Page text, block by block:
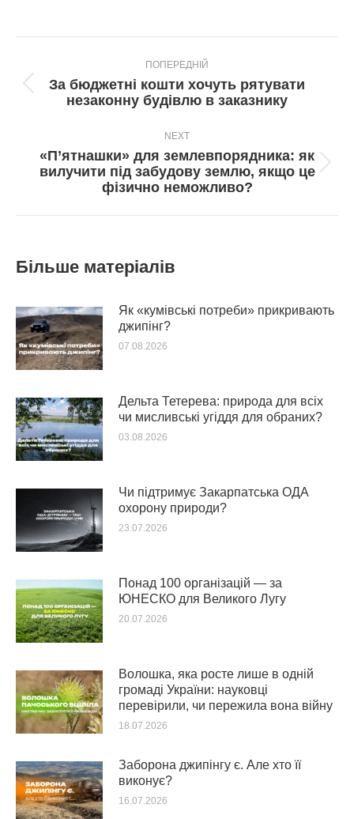
navigation
ПОПЕРЕДНІЙ
Попередній
пост:
За бюджетні кошти хочуть рятувати
незаконну будівлю в заказнику
NEXT
Next
post:
«П’ятнашки» для землевпорядника: як
вилучити під забудову землю, якщо це
фізично неможливо?
Більше матеріалів
Як «кумівські потреби» прикривають
джипінг?
07.08.2026
Дельта Тетерева: природа для всіх
чи мисливські угіддя для обраних?
03.08.2026
Чи підтримує Закарпатська ОДА
охорону природи?
23.07.2026
Понад 100 організацій — за
ЮНЕСКО для Великого Лугу
20.07.2026
Волошка, яка росте лише в одній
громаді України: науковці
перевірили, чи пережила вона війну
18.07.2026
Заборона джипінгу є. Але хто її
виконує?
16.07.2026